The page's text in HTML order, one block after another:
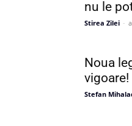
nu le
Stirea Zilei -
Noua
vigoare!
Stefan